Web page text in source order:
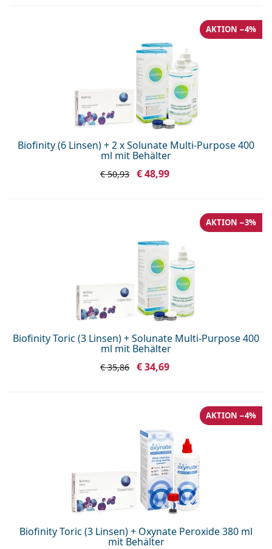
Biofinity (6 Linsen) + 2 x Solunate Multi-Purpose 400
ml mit Behälter
AKTION −4%
€ 50,93 € 48,99
Biofinity Toric (3 Linsen) + Solunate Multi-Purpose 400
ml mit Behälter
AKTION −3%
€ 35,86 € 34,69
Biofinity Toric (3 Linsen) + Oxynate Peroxide 380 ml
mit Behälter
AKTION −4%